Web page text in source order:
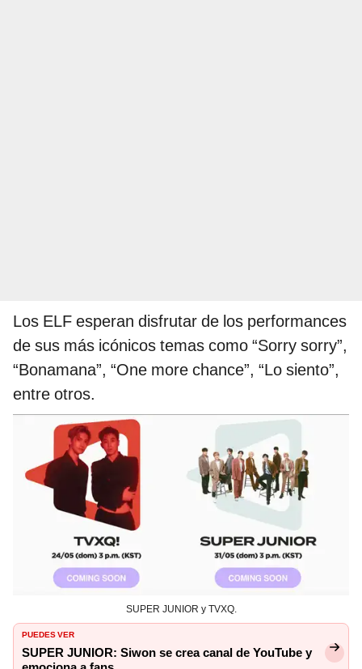
Los ELF esperan disfrutar de los performances
de sus más icónicos temas como “Sorry sorry”,
“Bonamana”, “One more chance”, “Lo siento”,
entre otros.
SUPER JUNIOR y TVXQ.
PUEDES VER
SUPER JUNIOR: Siwon se crea canal de YouTube y